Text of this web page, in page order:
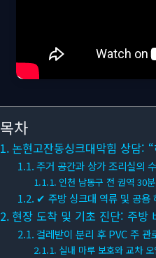
목차
논현고잔동싱크대막힘 상담:
주거 공간과 상가 조리실의
인천 남동구 전 권역 30
✔ 주방 싱크대 역류 및 공용
현장 도착 및 기초 진단: 주방
걸레받이 분리 후 PVC 주 관
실내 마루 보호와 교차